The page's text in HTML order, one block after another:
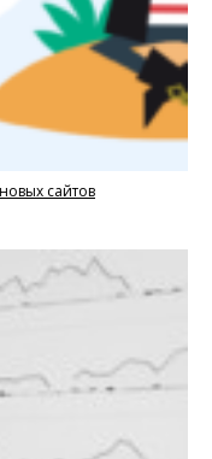
сайтов